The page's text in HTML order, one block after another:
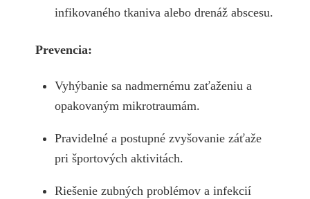
infikovaného tkaniva alebo drenáž abscesu.
Prevencia:
Vyhýbanie sa nadmernému zaťaženiu a
opakovaným mikrotraumám.
Pravidelné a postupné zvyšovanie záťaže
pri športových aktivitách.
Riešenie zubných problémov a infekcií